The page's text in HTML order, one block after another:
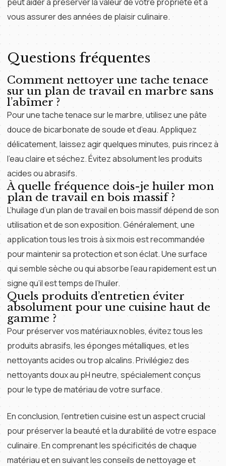
vous assurer des années de plaisir culinaire.
Questions fréquentes
Comment nettoyer une tache tenace
sur un plan de travail en marbre sans
l’abîmer ?
Pour une tache tenace sur le marbre, utilisez une pâte
douce de bicarbonate de soude et d’eau. Appliquez
délicatement, laissez agir quelques minutes, puis rincez à
l’eau claire et séchez. Évitez absolument les produits
acides ou abrasifs.
À quelle fréquence dois-je huiler mon
plan de travail en bois massif ?
L’huilage d’un plan de travail en bois massif dépend de son
utilisation et de son exposition. Généralement, une
application tous les trois à six mois est recommandée
pour maintenir sa protection et son éclat. Une surface
qui semble sèche ou qui absorbe l’eau rapidement est un
signe qu’il est temps de l’huiler.
Quels produits d’entretien éviter
absolument pour une cuisine haut de
gamme ?
Pour préserver vos matériaux nobles, évitez tous les
produits abrasifs, les éponges métalliques, et les
nettoyants acides ou trop alcalins. Privilégiez des
nettoyants doux au pH neutre, spécialement conçus
pour le type de matériau de votre surface.
En conclusion, l’entretien cuisine est un aspect crucial
pour préserver la beauté et la durabilité de votre espace
culinaire. En comprenant les spécificités de chaque
matériau et en suivant les conseils de nettoyage et